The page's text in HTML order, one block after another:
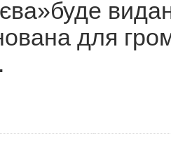
для